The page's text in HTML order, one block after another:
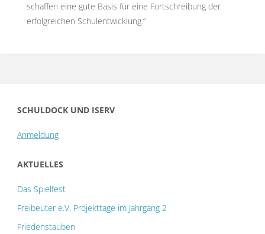
schaffen eine gute Basis für eine Fortschreibung der
erfolgreichen Schulentwicklung.“
SCHULDOCK UND ISERV
Anmeldung
AKTUELLES
Das Spielfest
Freibeuter e.V. Projekttage im Jahrgang 2
Friedenstauben